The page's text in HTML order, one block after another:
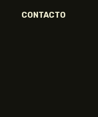
CONTACTO